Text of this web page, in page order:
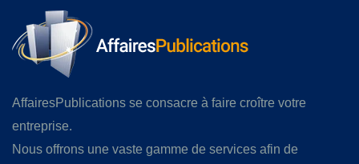
AffairesPublications se consacre à faire croître votre
entreprise.
Nous offrons une vaste gamme de services afin de